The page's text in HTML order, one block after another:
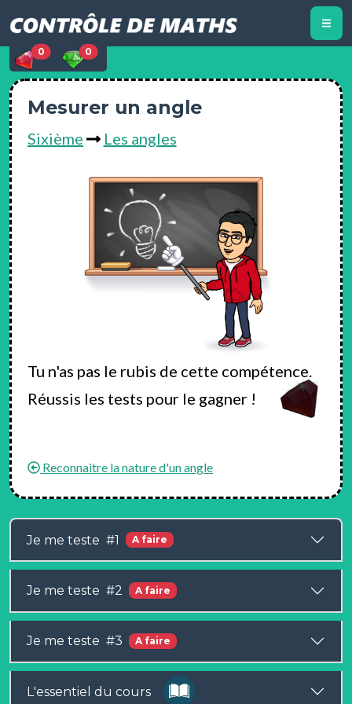
0 0
Mesurer un angle
Sixième Les angles
Tu n'as pas le rubis de cette compétence.
Réussis les tests pour le gagner !
Reconnaitre la nature d'un angle
Je me teste #1 A faire
Je me teste #2 A faire
Je me teste #3 A faire
L'essentiel du cours